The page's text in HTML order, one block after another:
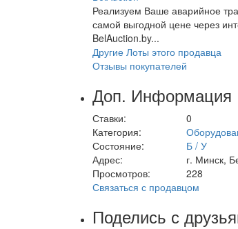
Реализуем Ваше аварийное
самой выгодной цене через
BelAuction.by...
Другие Лоты этого продавца
Отзывы покупателей
Доп. Информация
Ставки:
0
Категория:
Состояние:
Б / У
Адрес:
г. Минск,
Просмотров:
228
Связаться с продавцом
Поделись с